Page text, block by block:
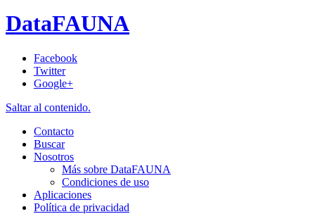
DataFAUNA
Facebook
Twitter
Google+
Saltar al contenido.
Contacto
Buscar
Nosotros
Más sobre DataFAUNA
Condiciones de uso
Aplicaciones
Política de privacidad